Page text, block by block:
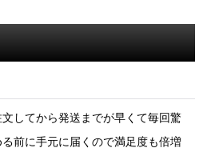
してから発送までが早くて毎回驚
前に手元に届くので満足度も倍増